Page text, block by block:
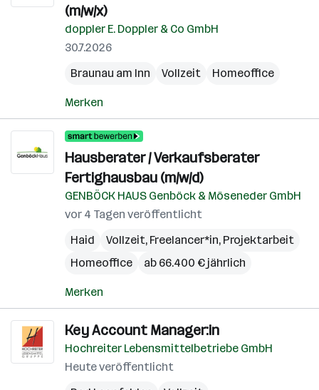
(m/w/x)
doppler E. Doppler & Co GmbH
30.7.2026
Braunau am Inn
Vollzeit Homeoffice
Merken
Hausberater / Verkaufsberater
Fertighausbau (m/w/d)
GENBÖCK HAUS Genböck & Möseneder GmbH
vor 4 Tagen veröffentlicht
Haid
Vollzeit, Freelancer*in, Projektarbeit
Homeoffice
ab 66.400 € jährlich
Merken
Key Account Manager:in
Hochreiter Lebensmittelbetriebe GmbH
Heute veröffentlicht